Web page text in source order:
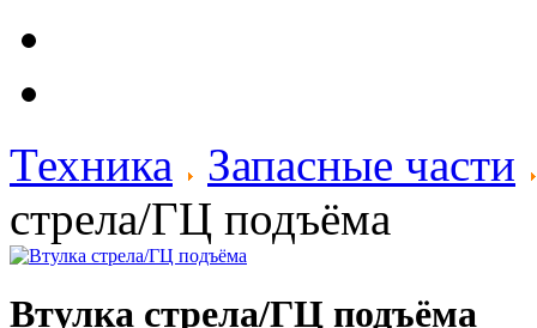
Техника
Запасные части
стрела/ГЦ подъёма
Втулка стрела/ГЦ подъёма